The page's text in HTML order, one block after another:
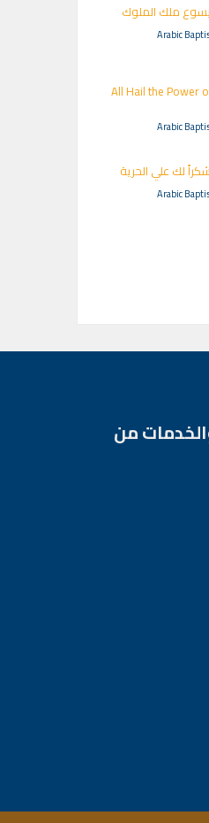
يسوع ملك الملوك
Arabic
All Hail the Power
Arabic
لك علي الحرية
Arabic
من